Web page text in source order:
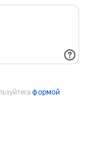
формой